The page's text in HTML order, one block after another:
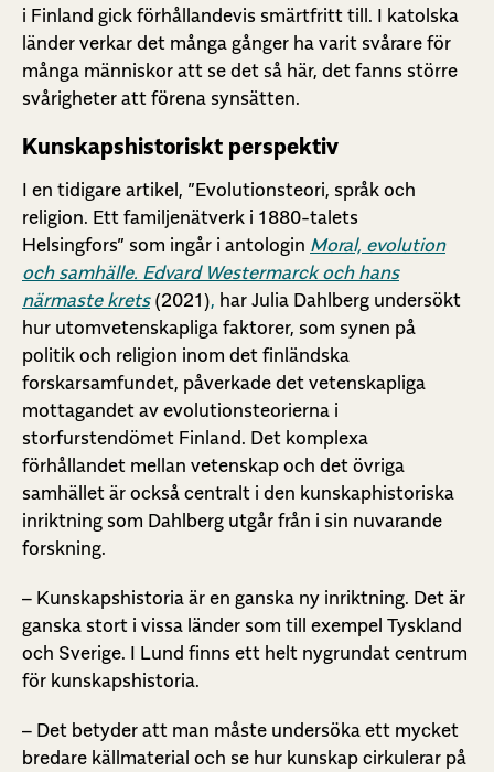
i Finland gick förhållandevis smärtfritt till. I katolska
länder verkar det många gånger ha varit svårare för
många människor att se det så här, det fanns större
svårigheter att förena synsätten.
Kunskapshistoriskt perspektiv
I en tidigare artikel, ”Evolutionsteori, språk och
religion. Ett familjenätverk i 1880-talets
Helsingfors” som ingår i antologin Moral, evolution
och samhälle. Edvard Westermarck och hans
närmaste krets (2021), har Julia Dahlberg undersökt
hur utomvetenskapliga faktorer, som synen på
politik och religion inom det finländska
forskarsamfundet, påverkade det vetenskapliga
mottagandet av evolutionsteorierna i
storfurstendömet Finland. Det komplexa
förhållandet mellan vetenskap och det övriga
samhället är också centralt i den kunskaphistoriska
inriktning som Dahlberg utgår från i sin nuvarande
forskning.
– Kunskapshistoria är en ganska ny inriktning. Det är
ganska stort i vissa länder som till exempel Tyskland
och Sverige. I Lund finns ett helt nygrundat centrum
för kunskapshistoria.
– Det betyder att man måste undersöka ett mycket
bredare källmaterial och se hur kunskap cirkulerar på